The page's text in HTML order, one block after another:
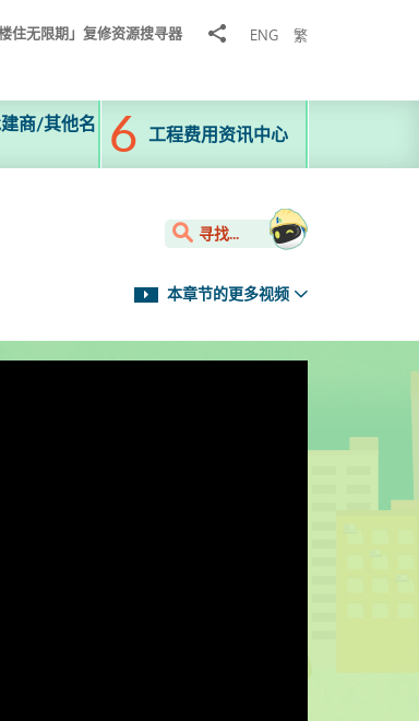
楼住无限期」复修资源搜寻器
分
ENG 繁
商/其他名
工程费用资讯中心
寻找...
本章节的更多视频